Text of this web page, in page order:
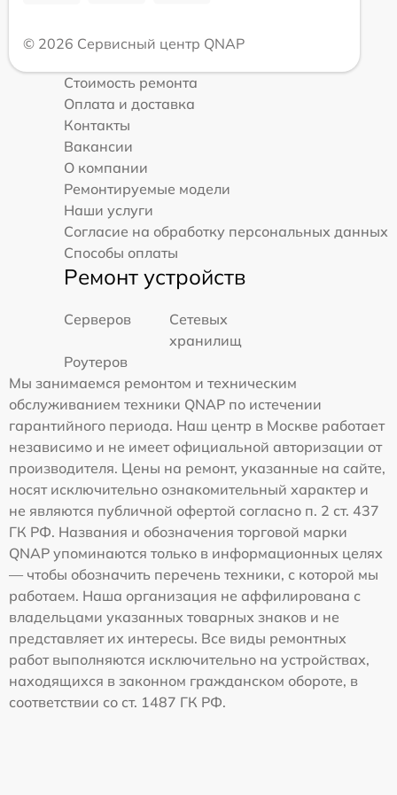
© 2026 Сервисный центр QNAP
Стоимость ремонта
Оплата и доставка
Контакты
Вакансии
О компании
Ремонтируемые модели
Наши услуги
Согласие на обработку персональных данных
Способы оплаты
Ремонт устройств
Серверов
Сетевых
хранилищ
Роутеров
Мы занимаемся ремонтом и техническим
обслуживанием техники QNAP по истечении
гарантийного периода. Наш центр в Москве работает
независимо и не имеет официальной авторизации от
производителя. Цены на ремонт, указанные на сайте,
носят исключительно ознакомительный характер и
не являются публичной офертой согласно п. 2 ст. 437
ГК РФ. Названия и обозначения торговой марки
QNAP упоминаются только в информационных целях
— чтобы обозначить перечень техники, с которой мы
работаем. Наша организация не аффилирована с
владельцами указанных товарных знаков и не
представляет их интересы. Все виды ремонтных
работ выполняются исключительно на устройствах,
находящихся в законном гражданском обороте, в
соответствии со ст. 1487 ГК РФ.